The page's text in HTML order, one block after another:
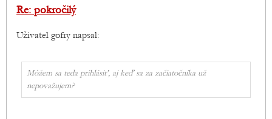
Re: pokročilý
Uživatel gofry napsal:
Môžem sa teda prihlásiť, aj keď sa za začiatočníka už
nepovažujem?